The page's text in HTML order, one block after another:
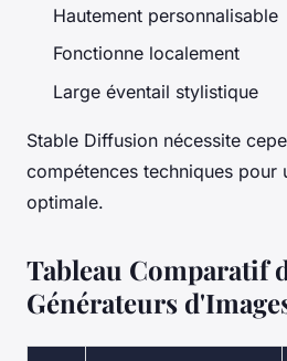
Hautement personnalisable
Fonctionne localement
Large éventail stylistique
Stable Diffusion nécessite
compétences techniques pour
optimale.
Tableau Comparatif
Générateurs